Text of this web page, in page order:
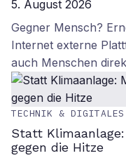
5. August 2026
Gegner Mensch?
Internet externe
auch Menschen
TECHNIK & DIGITALES
Statt
gegen die Hitze